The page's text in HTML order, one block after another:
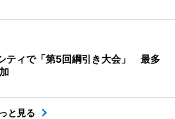
ティで「第5回綱引き大会」 最多
と見る